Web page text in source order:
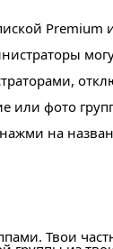
или фото
на
Твои